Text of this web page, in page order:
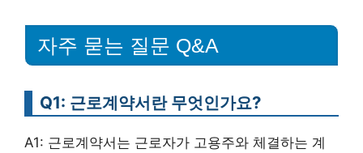
자주 묻는 질문 Q&A
Q1: 근로계약서란 무엇인가요?
A1: 근로계약서는 근로자가 고용주와 체결하는 계